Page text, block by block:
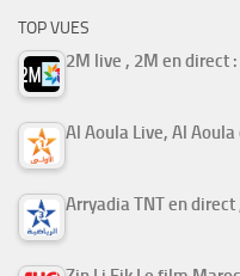
TOP VUES
2M live , 2M en direct
Al Aoula Live, Al
Arryadia TNT en